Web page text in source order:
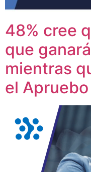
48% cree
que
mientras
el Apruebo